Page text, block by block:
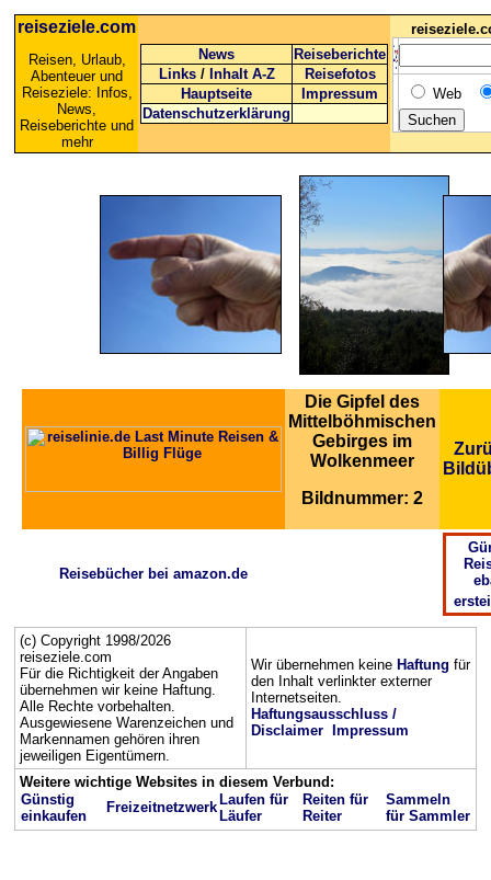
reiseziele.com
Reisen, Urlaub,
Abenteuer und
Reiseziele: Infos,
News,
Reiseberichte und
mehr
News
Reiseberichte
Links / Inhalt A-Z
Reisefotos
Hauptseite
Impressum
Datenschutzerklärung
Web
Die Gipfel des
Mittelböhmischen
Gebirges im
Wolkenmeer
Bildnummer: 2
Reisebücher bei amazon.de
(c) Copyright 1998/2026
reiseziele.com
Für die Richtigkeit der Angaben
übernehmen wir keine Haftung.
Alle Rechte vorbehalten.
Ausgewiesene Warenzeichen und
Markennamen gehören ihren
jeweiligen Eigentümern.
Wir übernehmen keine Haftung für
den Inhalt verlinkter externer
Internetseiten.
Haftungsausschluss /
Disclaimer
Impressum
Weitere wichtige Websites in diesem Verbund:
Günstig
einkaufen
Freizeitnetzwerk Laufen für
Läufer
Reiten für
Reiter
Sammeln
für Sammler